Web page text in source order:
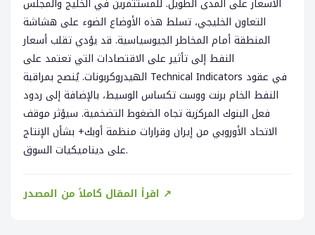
الأسعار على المدى الطويل. للمستثمرين في الخليج والمجلس
التعاون الخليجي، تسلط هذه الأوضاع الضوء على هشاشة
المنطقة أمام المخاطر الجيوسياسية. قد يؤدي تقلب أسعار
النفط إلى تأثير على الاقتصادات التي تعتمد على
الهيدروكربونات. يُنصح بمراقبة Technical Indicators في عقود
النفط الخام برنت ووست تكساس الوسيط، بالإضافة إلى ردود
فعل البنوك المركزية تجاه الضغوط التضخمية. سيؤثر موقف
الاتحاد الأوروبي من إيران وقرارات منظمة أوبك+ بشأن الإنتاج
على ديناميكيات السوق.
اقرأ المقال كاملاً من المصدر ↗